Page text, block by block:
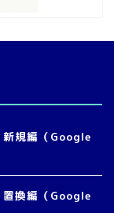
新規編（Google
置換編（Google